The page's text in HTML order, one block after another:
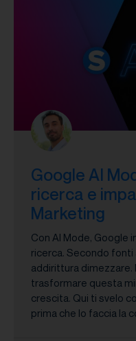
Google AI
ricerca e
Marketing
Con AI Mode, Google
ricerca. Secondo
addirittura dimezzare.
trasformare questa
crescita. Qui ti svelo
prima che lo faccia la